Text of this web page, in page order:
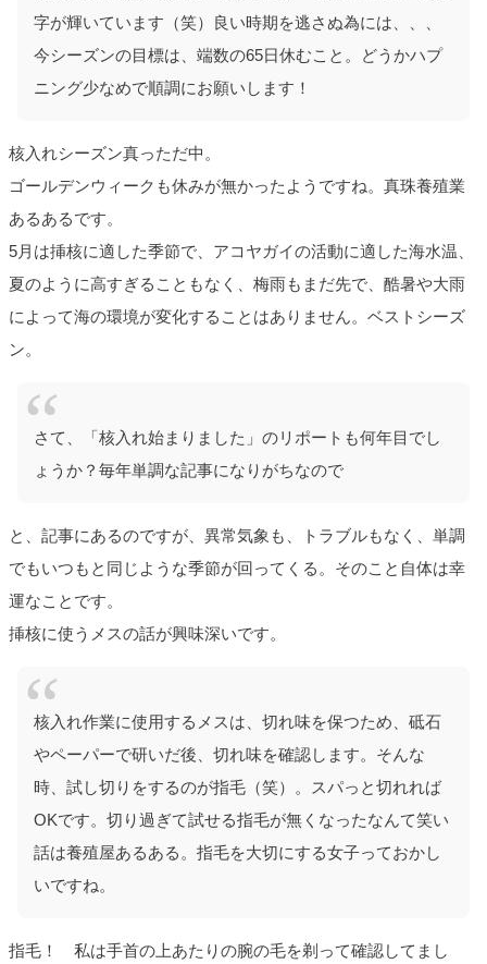
字が輝いています（笑）良い時期を逃さぬ為には、、、
今シーズンの目標は、端数の65日休むこと。どうかハプ
ニング少なめで順調にお願いします！
核入れシーズン真っただ中。
ゴールデンウィークも休みが無かったようですね。真珠養殖業
あるあるです。
5月は挿核に適した季節で、アコヤガイの活動に適した海水温、
夏のように高すぎることもなく、梅雨もまだ先で、酷暑や大雨
によって海の環境が変化することはありません。ベストシーズ
ン。
さて、「核入れ始まりました」のリポートも何年目でし
ょうか？毎年単調な記事になりがちなので
と、記事にあるのですが、異常気象も、トラブルもなく、単調
でもいつもと同じような季節が回ってくる。そのこと自体は幸
運なことです。
挿核に使うメスの話が興味深いです。
核入れ作業に使用するメスは、切れ味を保つため、砥石
やペーパーで研いだ後、切れ味を確認します。そんな
時、試し切りをするのが指毛（笑）。スパっと切れれば
OKです。切り過ぎて試せる指毛が無くなったなんて笑い
話は養殖屋あるある。指毛を大切にする女子っておかし
いですね。
指毛！ 私は手首の上あたりの腕の毛を剃って確認してまし